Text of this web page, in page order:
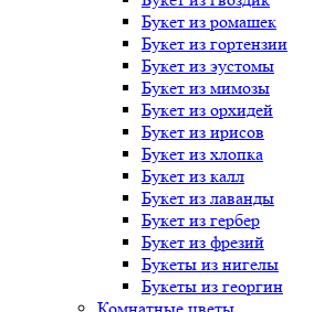
Букет из ромашек
Букет из гортензии
Букет из эустомы
Букет из мимозы
Букет из орхидей
Букет из ирисов
Букет из хлопка
Букет из калл
Букет из лаванды
Букет из гербер
Букет из фрезий
Букеты из нигелы
Букеты из георгин